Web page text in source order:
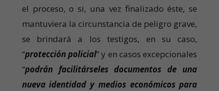
el proceso, o si, una vez finalizado éste, se
mantuviera la circunstancia de peligro grave,
se brindará a los testigos, en su caso,
“protección policial” y en casos excepcionales
“podrán facilitárseles documentos de una
nueva identidad y medios económicos para